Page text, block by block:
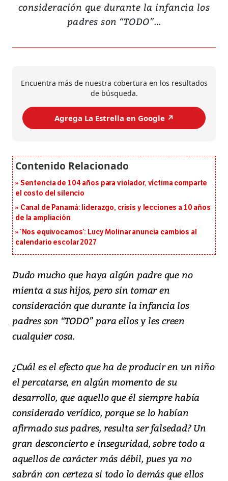
consideración que durante la infancia los
padres son “TODO”...
Encuentra más de nuestra cobertura en los resultados
de búsqueda.
Agrega La Estrella en Google ↗️
Sentencia de 104 años para violador, víctima comparte
el costo del silencio
Canal de Panamá: liderazgo, crisis y lecciones a 10 años
de la ampliación
‘Nos equivocamos’: Lucy Molinar anuncia cambios al
calendario escolar 2027
Dudo mucho que haya algún padre que no
mienta a sus hijos, pero sin tomar en
consideración que durante la infancia los
padres son “TODO” para ellos y les creen
cualquier cosa.
¿Cuál es el efecto que ha de producir en un niño
el percatarse, en algún momento de su
desarrollo, que aquello que él siempre había
considerado verídico, porque se lo habían
afirmado sus padres, resulta ser falsedad? Un
gran desconcierto e inseguridad, sobre todo a
aquellos de carácter más débil, pues ya no
sabrán con certeza si todo lo demás que ellos